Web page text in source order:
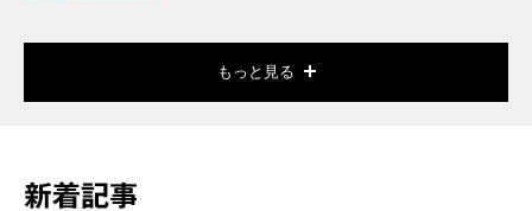
もっと見る
新着記事